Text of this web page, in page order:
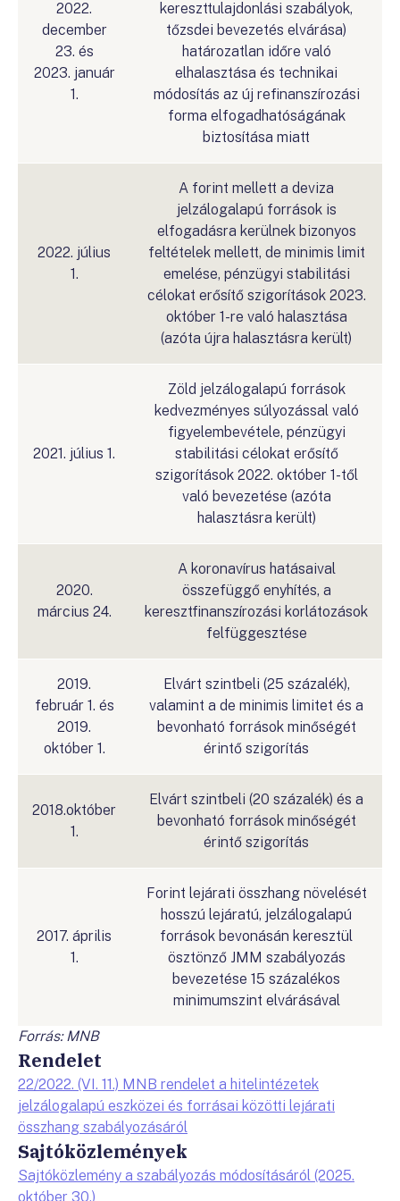
2022.
december
23. és
2023. január
1.
kereszttulajdonlási szabályok,
tőzsdei bevezetés elvárása)
határozatlan időre való
elhalasztása és technikai
módosítás az új refinanszírozási
forma elfogadhatóságának
biztosítása miatt
2022. július
1.
A forint mellett a deviza
jelzálogalapú források is
elfogadásra kerülnek bizonyos
feltételek mellett, de minimis limit
emelése, pénzügyi stabilitási
célokat erősítő szigorítások 2023.
október 1-re való halasztása
(azóta újra halasztásra került)
2021. július 1.
Zöld jelzálogalapú források
kedvezményes súlyozással való
figyelembevétele, pénzügyi
stabilitási célokat erősítő
szigorítások 2022. október 1-től
való bevezetése (azóta
halasztásra került)
2020.
március 24.
A koronavírus hatásaival
összefüggő enyhítés, a
keresztfinanszírozási korlátozások
felfüggesztése
2019.
február 1. és
2019.
október 1.
Elvárt szintbeli (25 százalék),
valamint a de minimis limitet és a
bevonható források minőségét
érintő szigorítás
2018.október
1.
Elvárt szintbeli (20 százalék) és a
bevonható források minőségét
érintő szigorítás
2017. április
1.
Forint lejárati összhang növelését
hosszú lejáratú, jelzálogalapú
források bevonásán keresztül
ösztönző JMM szabályozás
bevezetése 15 százalékos
minimumszint elvárásával
Forrás: MNB
Rendelet
22/2022. (VI. 11.) MNB rendelet a hitelintézetek
jelzálogalapú eszközei és forrásai közötti lejárati
összhang szabályozásáról
Sajtóközlemények
Sajtóközlemény a szabályozás módosításáról (2025.
október 30.)